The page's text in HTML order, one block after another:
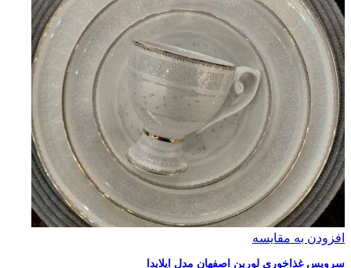
افزودن به مقایسه
سرویس غذاخوری لورین اصفهان مدل ایلایدا